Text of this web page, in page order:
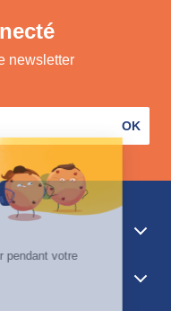
newsletter
OK